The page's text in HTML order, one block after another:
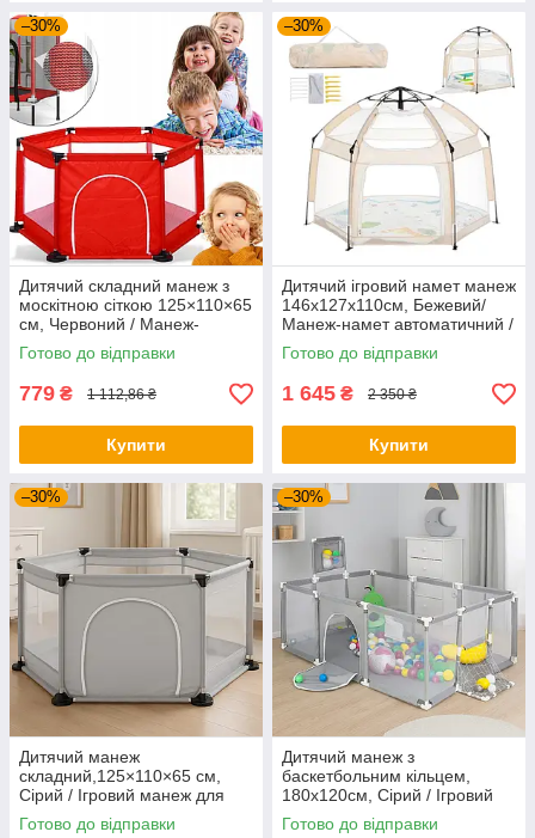
–30%
Дитячий складний манеж з
москітною сіткою 125×110×65
см, Червоний / Манеж-
ігровий майданчик / Манеж
для дітей
Готово до відправки
779 ₴ 1 112,86 ₴
Купити
–30%
Дитячий ігровий намет манеж
146х127х110см, Бежевий/
Манеж-намет автоматичний /
Каркасний намет дитячий
Готово до відправки
1 645 ₴ 2 350 ₴
Купити
–30%
Дитячий манеж
складний,125×110×65 см,
Сірий / Ігровий манеж для
дітей / Манеж-ігровий
майданчик
Готово до відправки
–30%
Дитячий манеж з
баскетбольним кільцем,
180х120см, Сірий / Ігровий
манеж для дітей / Манеж-
ігровий майданчик /
Готово до відправки